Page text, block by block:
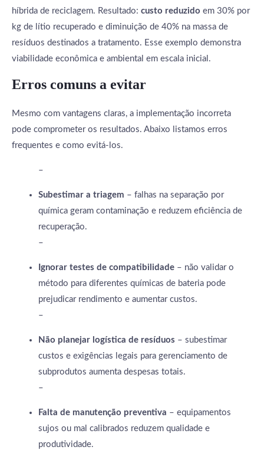
híbrida de reciclagem. Resultado: custo reduzido em 30% por
kg de lítio recuperado e diminuição de 40% na massa de
resíduos destinados a tratamento. Esse exemplo demonstra
viabilidade econômica e ambiental em escala inicial.
Erros comuns a evitar
Mesmo com vantagens claras, a implementação incorreta
pode comprometer os resultados. Abaixo listamos erros
frequentes e como evitá-los.
–
Subestimar a triagem – falhas na separação por
química geram contaminação e reduzem eficiência de
recuperação.
–
Ignorar testes de compatibilidade – não validar o
método para diferentes químicas de bateria pode
prejudicar rendimento e aumentar custos.
–
Não planejar logística de resíduos – subestimar
custos e exigências legais para gerenciamento de
subprodutos aumenta despesas totais.
–
Falta de manutenção preventiva – equipamentos
sujos ou mal calibrados reduzem qualidade e
produtividade.